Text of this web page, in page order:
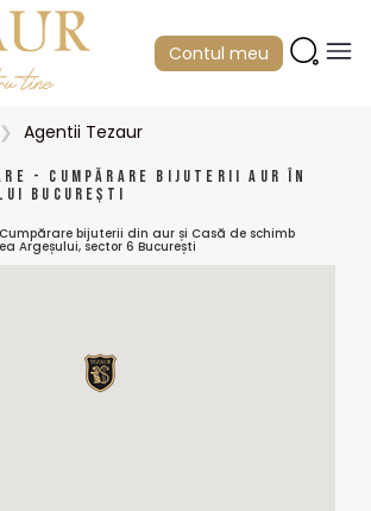
Contul meu
Agentii Tezaur
- cumpărare bijuterii aur în
București
bijuterii din aur și Casă de schimb
Argeșului, sector 6 București